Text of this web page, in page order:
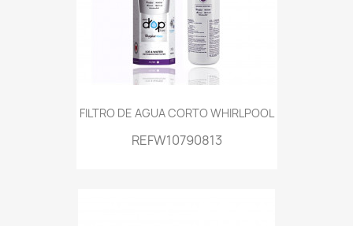
FILTRO DE AGUA CORTO WHIRLPOOL
REFW10790813